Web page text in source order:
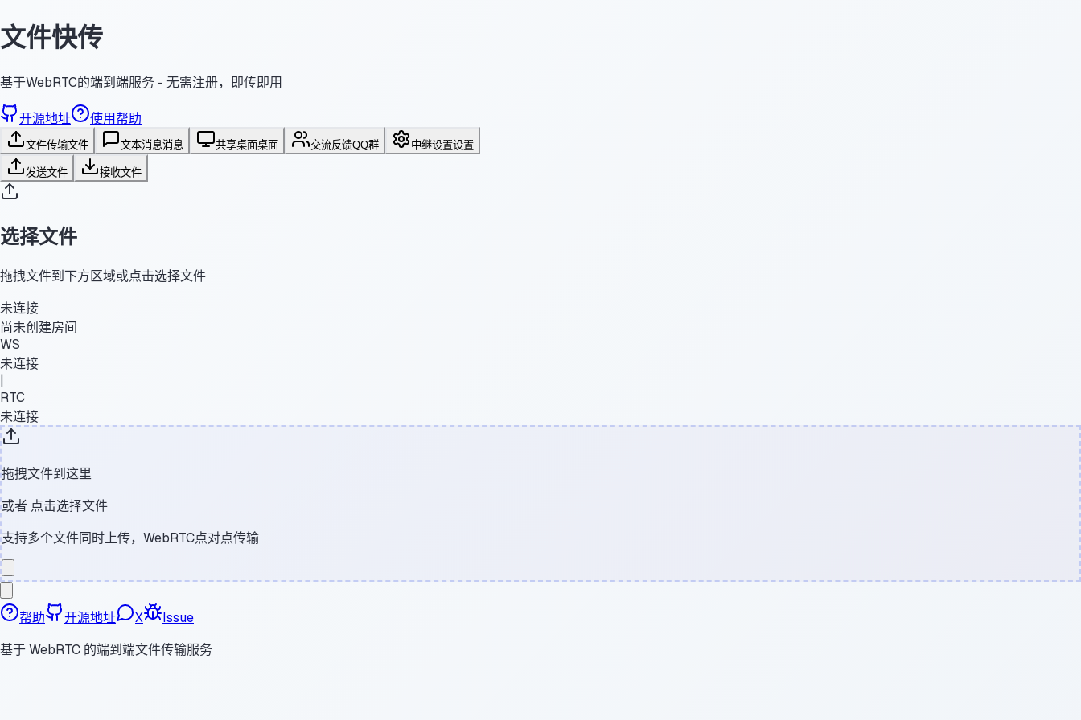
文件快传
基于WebRTC的端到端服务 - 无需注册，即传即用
开源地址 使用帮助
文件传输文件 文本消息消息 共享桌面桌面 交流反馈QQ群 中继设置设置
发送文件 接收文件
选择文件
拖拽文件到下方区域或点击选择文件
未连接
尚未创建房间
WS
未连接
|
RTC
未连接
拖拽文件到这里
或者 点击选择文件
支持多个文件同时上传，WebRTC点对点传输
帮助 开源地址 X
Issue
基于 WebRTC 的端到端文件传输服务